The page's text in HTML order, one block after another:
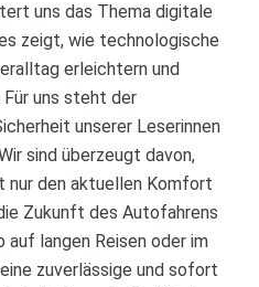
uns das Thema digitale
zeigt, wie technologische
erleichtern und
uns steht der
unserer Leserinnen
sind überzeugt davon,
nur den aktuellen Komfort
Zukunft des Autofahrens
auf langen Reisen oder im
zuverlässige und sofort